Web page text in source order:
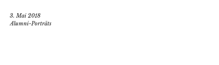
3. Mai 2018
Alumni-Porträts